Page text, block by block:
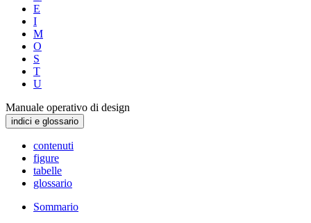
E
I
M
O
S
T
U
Manuale operativo di design
indici e glossario
contenuti
figure
tabelle
glossario
Sommario